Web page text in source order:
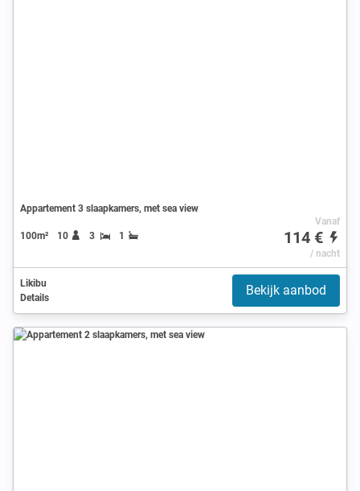
Appartement 3 slaapkamers, met sea view
100m² 10 3 1
Vanaf
114 €
/ nacht
Likibu
Details
Bekijk aanbod